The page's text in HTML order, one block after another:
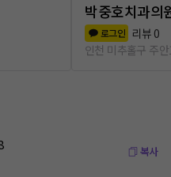
박중호치과의
로그인 리뷰 0
인천 미추홀구 주
복사